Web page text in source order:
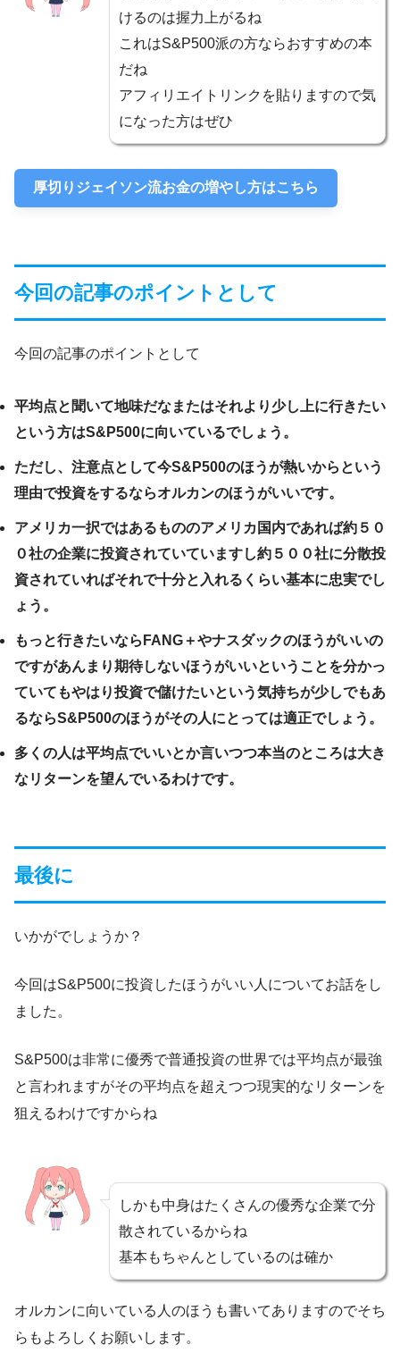
けるのは握力上がるね
これはS&P500派の方ならおすすめの本
だね
アフィリエイトリンクを貼りますので気
になった方はぜひ
厚切りジェイソン流お金の増やし方はこちら
今回の記事のポイントとして
今回の記事のポイントとして
平均点と聞いて地味だなまたはそれより少し上に行きたい
という方はS&P500に向いているでしょう。
ただし、注意点として今S&P500のほうが熱いからという
理由で投資をするならオルカンのほうがいいです。
アメリカ一択ではあるもののアメリカ国内であれば約５０
０社の企業に投資されていていますし約５００社に分散投
資されていればそれで十分と入れるくらい基本に忠実でし
ょう。
もっと行きたいならFANG＋やナスダックのほうがいいの
ですがあんまり期待しないほうがいいということを分かっ
ていてもやはり投資で儲けたいという気持ちが少しでもあ
るならS&P500のほうがその人にとっては適正でしょう。
多くの人は平均点でいいとか言いつつ本当のところは大き
なリターンを望んでいるわけです。
最後に
いかがでしょうか？
今回はS&P500に投資したほうがいい人についてお話をし
ました。
S&P500は非常に優秀で普通投資の世界では平均点が最強
と言われますがその平均点を超えつつ現実的なリターンを
狙えるわけですからね
しかも中身はたくさんの優秀な企業で分
散されているからね
基本もちゃんとしているのは確か
オルカンに向いている人のほうも書いてありますのでそち
らもよろしくお願いします。